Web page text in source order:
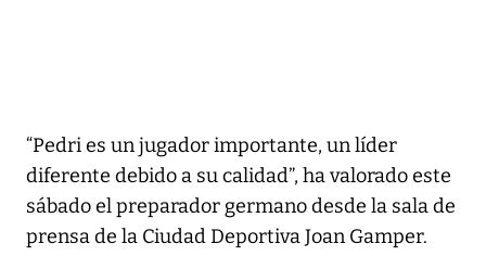
“Pedri es un jugador importante, un líder
diferente debido a su calidad”, ha valorado este
sábado el preparador germano desde la sala de
prensa de la Ciudad Deportiva Joan Gamper.